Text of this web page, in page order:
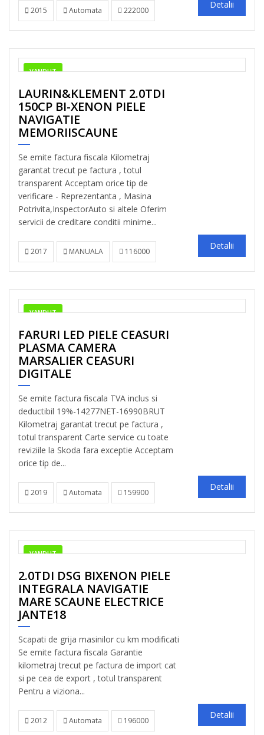
Detalii
2015 Automata 222000
VANDUT
LAURIN&KLEMENT 2.0TDI
150CP BI-XENON PIELE
NAVIGATIE
MEMORIISCAUNE
Se emite factura fiscala Kilometraj
garantat trecut pe factura , totul
transparent Acceptam orice tip de
verificare - Reprezentanta , Masina
Potrivita,InspectorAuto si altele Oferim
servicii de creditare conditii minime...
Detalii
2017 MANUALA 116000
VANDUT
FARURI LED PIELE CEASURI
PLASMA CAMERA
MARSALIER CEASURI
DIGITALE
Se emite factura fiscala TVA inclus si
deductibil 19%-14277NET-16990BRUT
Kilometraj garantat trecut pe factura ,
totul transparent Carte service cu toate
reviziile la Skoda fara exceptie Acceptam
orice tip de...
Detalii
2019 Automata 159900
VANDUT
2.0TDI DSG BIXENON PIELE
INTEGRALA NAVIGATIE
MARE SCAUNE ELECTRICE
JANTE18
Scapati de grija masinilor cu km modificati
Se emite factura fiscala Garantie
kilometraj trecut pe factura de import cat
si pe cea de export , totul transparent
Pentru a viziona...
Detalii
2012 Automata 196000